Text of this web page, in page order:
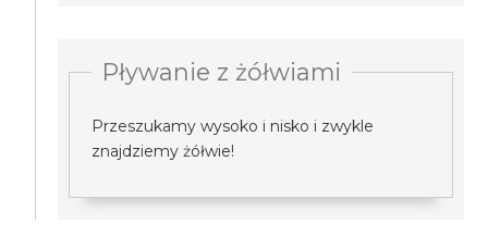
Pływanie z żółwiami
Przeszukamy wysoko i nisko i zwykle
znajdziemy żółwie!